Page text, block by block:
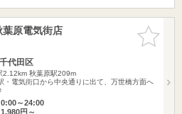
お気に入
りに追加
葉原電気街店
代田区
2.12km 秋葉原駅209m
・電気街口から中央通りに出て、万世橋方面へ
～24:00
円～